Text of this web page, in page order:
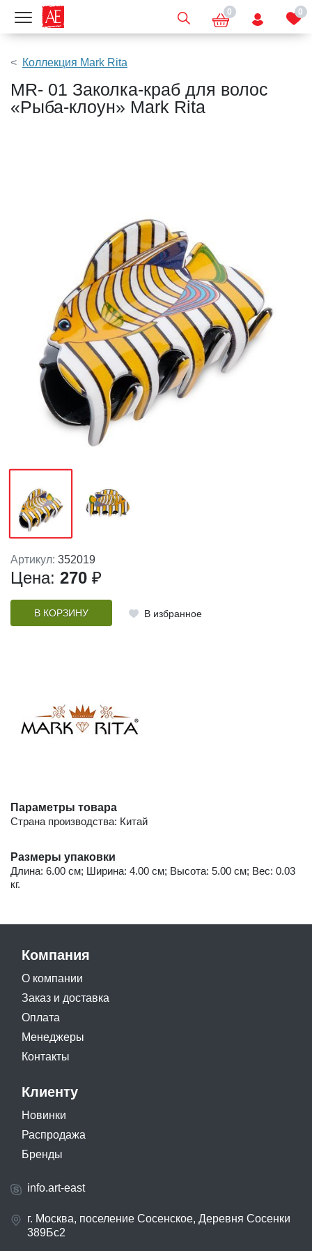
Показать меню 0 0
Коллекция Mark Rita
MR- 01 Заколка-краб для волос
«Рыба-клоун» Mark Rita
Артикул: 352019
Цена: 270 ₽
В КОРЗИНУ В избранное
Параметры товара
Страна производства: Китай
Размеры упаковки
Длина: 6.00 см; Ширина: 4.00 см; Высота: 5.00 см; Вес: 0.03
кг.
Компания
О компании
Заказ и доставка
Оплата
Менеджеры
Контакты
Клиенту
Новинки
Распродажа
Бренды
info.art-east
г. Москва, поселение Сосенское, Деревня Сосенки
389Бс2